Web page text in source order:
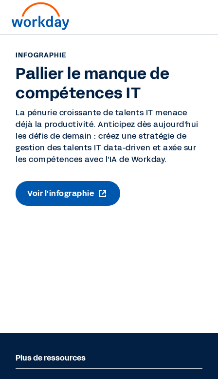
INFOGRAPHIE
Pallier le manque de
compétences IT
La pénurie croissante de talents IT menace
déjà la productivité. Anticipez dès aujourd'hui
les défis de demain : créez une stratégie de
gestion des talents IT data-driven et axée sur
les compétences avec l'IA de Workday.
Voir l'infographie
Plus de ressources